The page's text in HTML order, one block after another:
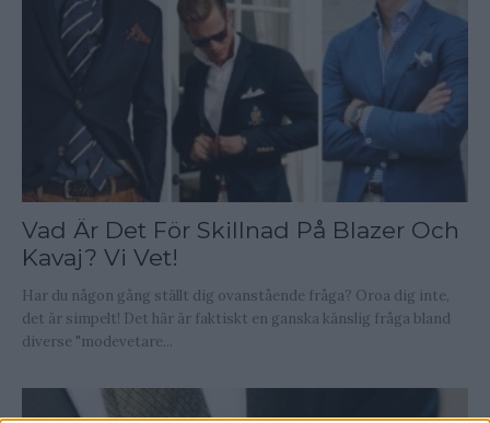
Vad Är Det För Skillnad På Blazer Och
Kavaj? Vi Vet!
Har du någon gång ställt dig ovanstående fråga? Oroa dig inte,
det är simpelt! Det här är faktiskt en ganska känslig fråga bland
diverse "modevetare...